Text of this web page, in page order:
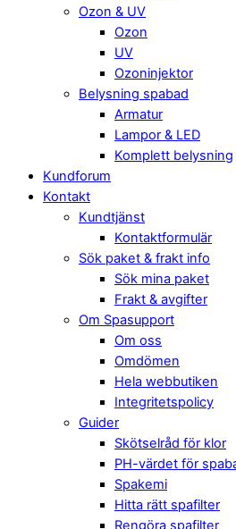
Ozon & UV
Ozon
UV
Ozoninjektor
Belysning spabad
Armatur
Lampor & LED
Komplett belysning
Kundforum
Kontakt
Kundtjänst
Kontaktformulär
Sök paket & frakt info
Sök mina paket
Frakt & avgifter
Om Spasupport
Om oss
Omdömen
Hela webbutiken
Integritetspolicy
Guider
Skötselråd för klor
PH-värdet för
Spakemi
Hitta rätt spafilter
Rengöra spafilter